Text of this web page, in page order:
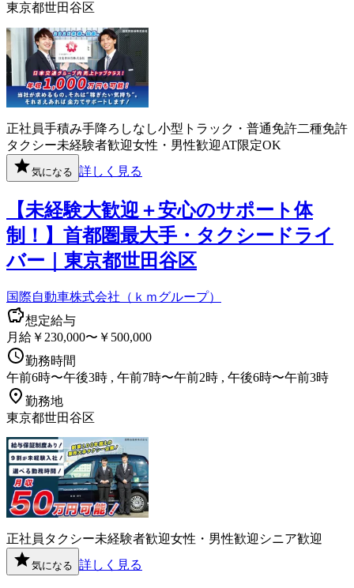
東京都世田谷区
正社員手積み手降ろしなし小型トラック・普通免許二種免許
タクシー未経験者歓迎女性・男性歓迎AT限定OK
気になる 詳しく見る
【未経験大歓迎＋安心のサポート体
制！】首都圏最大手・タクシードライ
バー｜東京都世田谷区
国際自動車株式会社（ｋｍグループ）
想定給与
月給￥230,000〜￥500,000
勤務時間
午前6時〜午後3時 , 午前7時〜午前2時 , 午後6時〜午前3時
勤務地
東京都世田谷区
正社員 タクシー未経験者歓迎女性・男性歓迎 シニア歓迎
気になる 詳しく見る